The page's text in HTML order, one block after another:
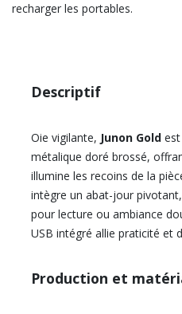
recharger les portables.
Descriptif
Oie vigilante, Junon Gold
métalique doré brossé,
illumine les recoins de la
intègre un abat-jour
pour lecture ou ambiance
USB intégré allie praticité et
Production et